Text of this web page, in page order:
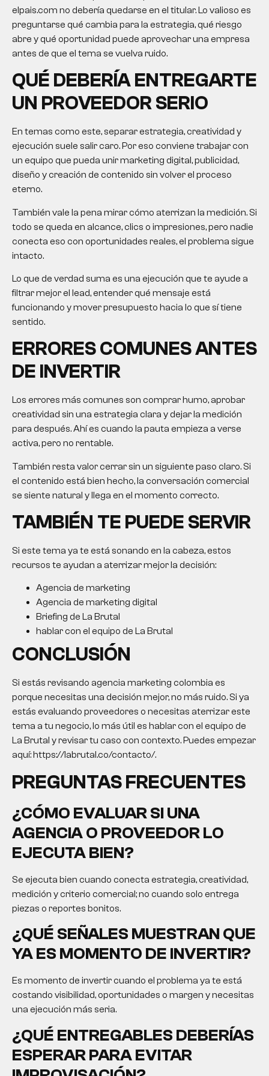
elpais.com no debería quedarse en el titular. Lo valioso es
preguntarse qué cambia para la estrategia, qué riesgo
abre y qué oportunidad puede aprovechar una empresa
antes de que el tema se vuelva ruido.
QUÉ DEBERÍA ENTREGARTE
UN PROVEEDOR SERIO
En temas como este, separar estrategia, creatividad y
ejecución suele salir caro. Por eso conviene trabajar con
un equipo que pueda unir marketing digital, publicidad,
diseño y creación de contenido sin volver el proceso
eterno.
También vale la pena mirar cómo aterrizan la medición. Si
todo se queda en alcance, clics o impresiones, pero nadie
conecta eso con oportunidades reales, el problema sigue
intacto.
Lo que de verdad suma es una ejecución que te ayude a
filtrar mejor el lead, entender qué mensaje está
funcionando y mover presupuesto hacia lo que sí tiene
sentido.
ERRORES COMUNES ANTES
DE INVERTIR
Los errores más comunes son comprar humo, aprobar
creatividad sin una estrategia clara y dejar la medición
para después. Ahí es cuando la pauta empieza a verse
activa, pero no rentable.
También resta valor cerrar sin un siguiente paso claro. Si
el contenido está bien hecho, la conversación comercial
se siente natural y llega en el momento correcto.
TAMBIÉN TE PUEDE SERVIR
Si este tema ya te está sonando en la cabeza, estos
recursos te ayudan a aterrizar mejor la decisión:
Agencia de marketing
Agencia de marketing digital
Briefing de La Brutal
hablar con el equipo de La Brutal
CONCLUSIÓN
Si estás revisando agencia marketing colombia es
porque necesitas una decisión mejor, no más ruido. Si ya
estás evaluando proveedores o necesitas aterrizar este
tema a tu negocio, lo más útil es hablar con el equipo de
La Brutal y revisar tu caso con contexto. Puedes empezar
aquí: https://labrutal.co/contacto/.
PREGUNTAS FRECUENTES
¿CÓMO EVALUAR SI UNA
AGENCIA O PROVEEDOR LO
EJECUTA BIEN?
Se ejecuta bien cuando conecta estrategia, creatividad,
medición y criterio comercial; no cuando solo entrega
piezas o reportes bonitos.
¿QUÉ SEÑALES MUESTRAN QUE
YA ES MOMENTO DE INVERTIR?
Es momento de invertir cuando el problema ya te está
costando visibilidad, oportunidades o margen y necesitas
una ejecución más seria.
¿QUÉ ENTREGABLES DEBERÍAS
ESPERAR PARA EVITAR